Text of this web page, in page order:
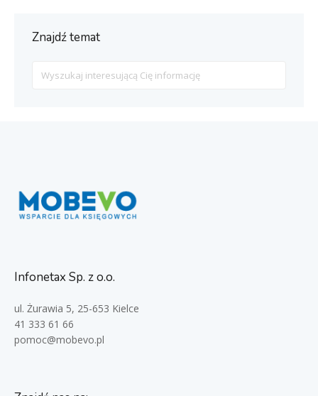
Znajdź temat
For
Infonetax Sp. z o.o.
ul. Żurawia 5, 25-653 Kielce
41 333 61 66
pomoc@mobevo.pl